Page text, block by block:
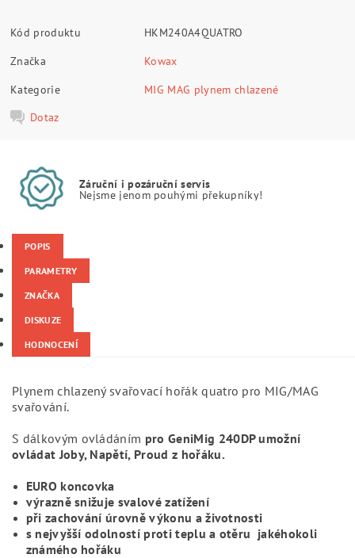
Kód produktu
HKM240A4QUATRO
Značka
Kowax
Kategorie
MIG MAG plynem chlazené
Dotaz
Záruční i pozáruční servis
Nejsme jenom pouhými překupníky!
POPIS
PARAMETRY
ZNAČKA
DISKUZE
HODNOCENÍ
Plynem chlazený svařovací hořák quatro pro MIG/MAG
svařování.
S dálkovým ovládáním pro GeniMig 240DP umožní
ovládat Joby, Napětí, Proud z hořáku.
EURO koncovka
výrazně snižuje svalové zatížení
při zachování úrovně výkonu a životnosti
s nejvyšší odolností proti teplu a otěru jakéhokoli
známého hořáku